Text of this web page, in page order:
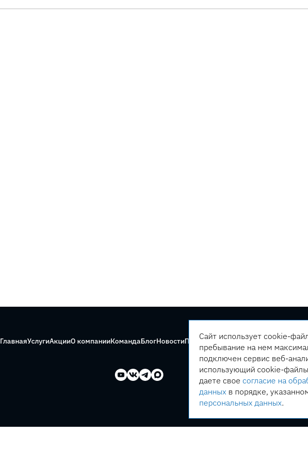
ГлавнаяУслугиАкцииО компанииКомандаБлогНовостиПравила сервиса
Сайт использует cookie-
пребывание на нем
подключен сервис веб-
использующий cookie-
даете свое согласие на
данных в порядке,
персональных данных.